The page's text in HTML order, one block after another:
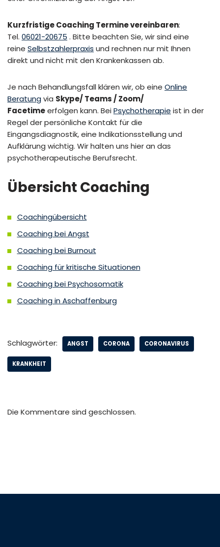
Kurzfristige Coaching Termine vereinbaren:
Tel. 06021-20675 . Bitte beachten Sie, wir sind eine
reine Selbstzahlerpraxis und rechnen nur mit Ihnen
direkt und nicht mit den Krankenkassen ab.
Je nach Behandlungsfall klären wir, ob eine Online
Beratungvia Skype/ Teams / Zoom/
Facetimeerfolgen kann. BeiPsychotherapie ist in der
Regel der persönliche Kontakt für die
Eingangsdiagnostik, eine Indikationsstellung und
Aufklärung wichtig. Wir halten uns hier an das
psychotherapeutische Berufsrecht.
Übersicht Coaching
Coachingübersicht
Coaching bei Angst
Coaching bei Burnout
Coaching für kritische Situationen
Coaching bei Psychosomatik
Coaching in Aschaffenburg
Schlagwörter: ANGST CORONA CORONAVIRUS
KRANKHEIT
Die Kommentare sind geschlossen.